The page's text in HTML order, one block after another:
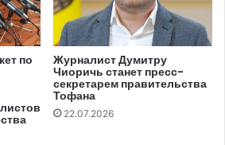
которой обсуждалась эта тема,
Вицу заявила, что это не
но, учитывая серьезность
должны быть более серьезными:
режиме собственности, о
и из этого вытекают
по Журналист Думитру
Чиоричь станет пресс-
секретарем правительства
Тофана
22.07.2026